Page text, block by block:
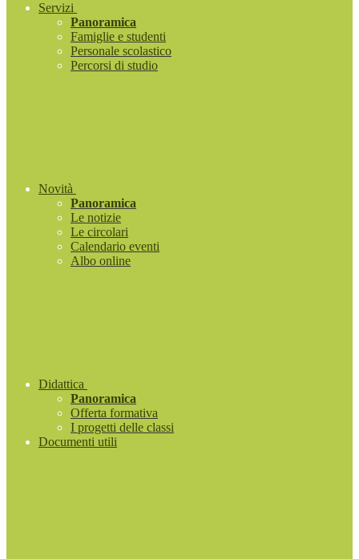
Servizi
Panoramica
Famiglie e studenti
Personale scolastico
Percorsi di studio
Novità
Panoramica
Le notizie
Le circolari
Calendario eventi
Albo online
Didattica
Panoramica
Offerta formativa
I progetti delle classi
Documenti utili